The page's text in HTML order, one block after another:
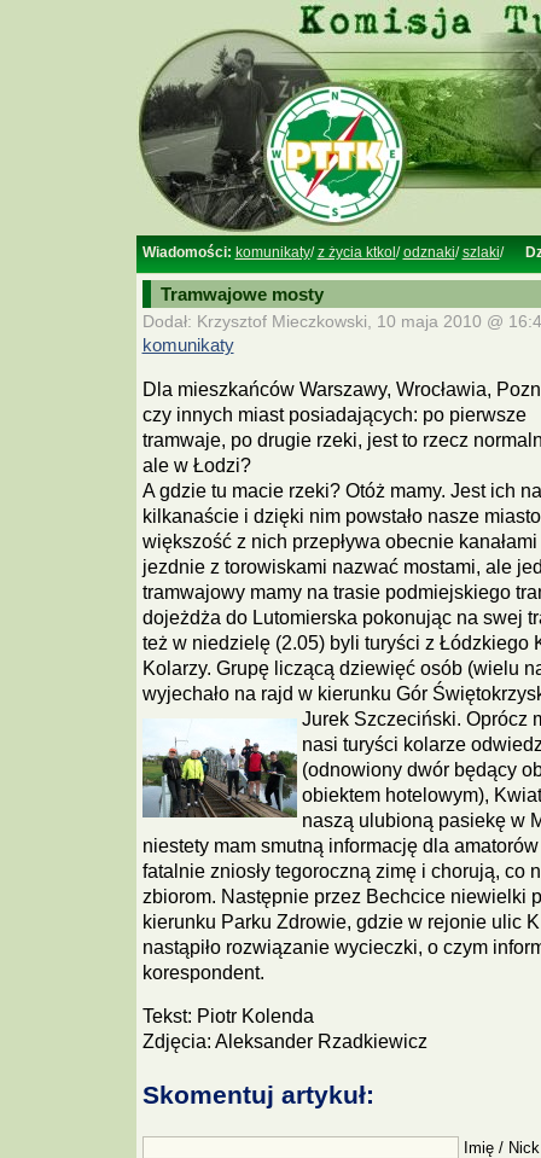
Wiadomości: komunikaty/z życia ktkol /odznaki/szlaki/
Tramwajowe mosty
Dodał: Krzysztof Mieczkowski, 10 maja 2010 @
komunikaty
Dla mieszkańców Warszawy, Wrocławia,
czy innych miast posiadających: po pierwsze
tramwaje, po drugie rzeki, jest to rzecz
ale w Łodzi?
A gdzie tu macie rzeki? Otóż mamy. Jest ich
kilkanaście i dzięki nim powstało nasze
większość z nich przepływa obecnie
jezdnie z torowiskami nazwać mostami, ale
tramwajowy mamy na trasie podmiejskiego
dojeżdża do Lutomierska pokonując na swej
też w niedzielę (2.05) byli turyści z Łódzkiego
Kolarzy. Grupę liczącą dziewięć osób (wielu
wyjechało na rajd w kierunku Gór
Jurek Szczeciński. Oprócz
nasi turyści kolarze
(odnowiony dwór będący
obiektem hotelowym),
naszą ulubioną pasiekę w
niestety mam smutną informację dla
fatalnie zniosły tegoroczną zimę i chorują, co
zbiorom. Następnie przez Bechcice niewielki
kierunku Parku Zdrowie, gdzie w rejonie ulic
nastąpiło rozwiązanie wycieczki, o czym
korespondent.
Tekst: Piotr Kolenda
Zdjęcia: Aleksander Rzadkiewicz
Skomentuj artykuł:
Imię /